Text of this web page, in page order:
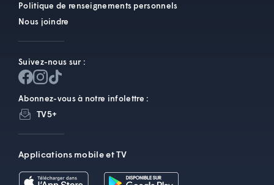
Politique de renseignements personnels
Nous joindre
Suivez-nous sur :
Abonnez-vous à notre infolettre :
TV5+
Applications mobile et TV